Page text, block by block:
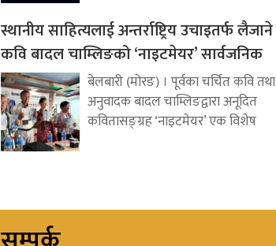
स्थानीय साहित्यलाई अन्तर्राष्ट्रिय उचाइतर्फ लैजाने
कवि बादल चाम्लिङको ‘नाइटमेयर’ सार्वजनिक
बेलबारी (मोरङ) । पूर्वका चर्चित कवि तथा
अनुवादक बादल चाम्लिङद्वारा अनूदित
कवितासङ्ग्रह ‘नाइटमेयर’ एक विशेष